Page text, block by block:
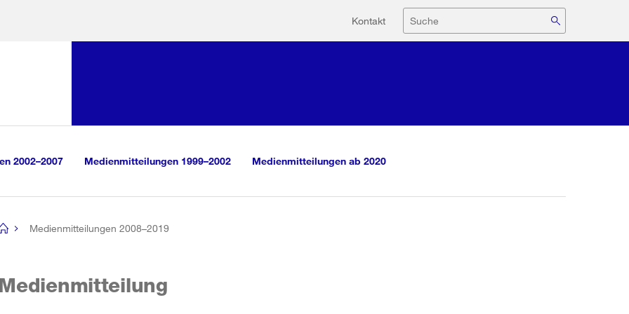
Hilfsnavigation
Kontakt Suche
2002–2007 Medienmitteilungen 1999–2002 Medienmitteilungen ab 2020
Medienmitteilungen 2008–2019